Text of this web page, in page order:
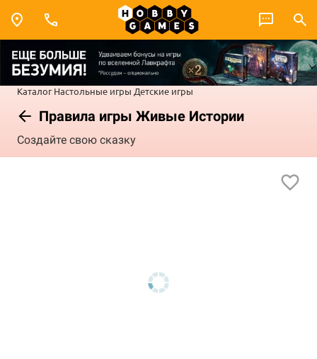
Каталог Настольные игры Детские игры
Правила игры Живые Истории
Создайте свою сказку